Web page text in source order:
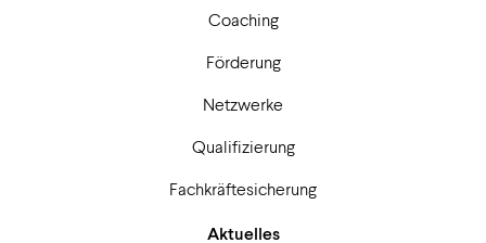
Coaching
Förderung
Netzwerke
Qualifizierung
Fachkräftesicherung
Aktuelles